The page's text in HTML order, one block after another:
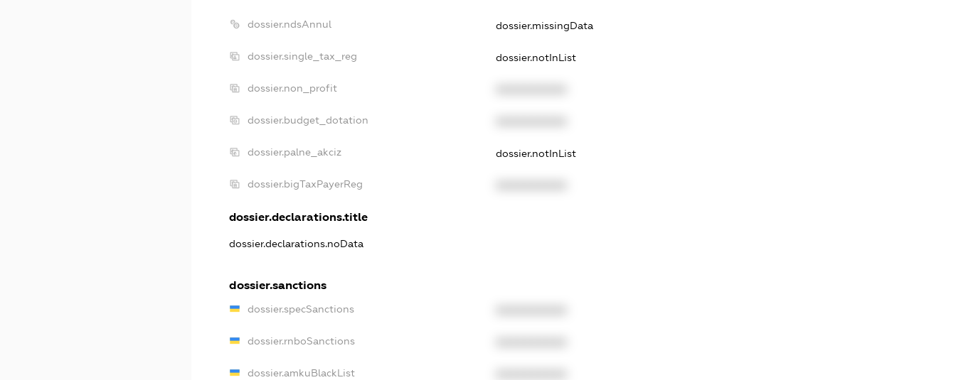
dossier.ndsAnnul dossier.missingData
dossier.single_tax_reg dossier.notInList
dossier.non_profit
dossier.budget_dotation
dossier.palne_akciz dossier.notInList
dossier.bigTaxPayerReg
dossier.declarations.title
dossier.declarations.noData
dossier.sanctions
dossier.specSanctions
dossier.rnboSanctions
dossier.amkuBlackList